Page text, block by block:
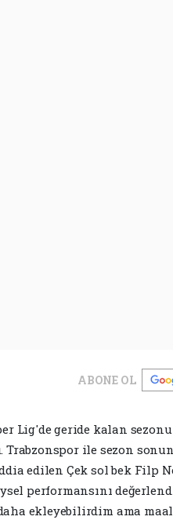
ABONE OL
Lig'de geride kalan sezonu
ile sezon
edilen Çek sol bek Filp
performansını
ekleyebilirdim ama